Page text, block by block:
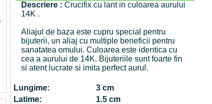
Descriere : Crucifix cu lant in culoarea aurului
14K .
Aliajul de baza este cupru special pentru
bijuterii, un aliaj cu multiple beneficii pentru
sanatatea omului. Culoarea este identica cu
cea a aurului de 14K. Bijuteriile sunt foarte fin
si atent lucrate si imita perfect aurul.
Lungime:
3 cm
Latime:
1.5 cm